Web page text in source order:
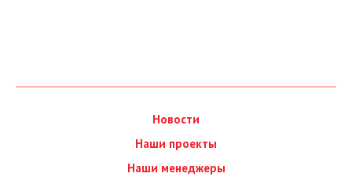
Новости
Наши проекты
Наши менеджеры